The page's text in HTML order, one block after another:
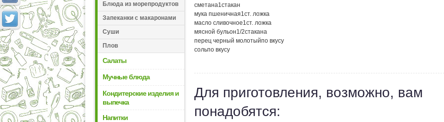
Блюда из морепродуктов
Запеканки с макаронами
Суши
Плов
Салаты
Мучные блюда
Кондитерские изделия и
выпечка
Напитки
сметана1стакан
мука пшеничная1ст. ложка
масло сливочное1ст. ложка
мясной бульон1/2стакана
перец черный молотыйпо вкусу
сольпо вкусу
Для приготовления, возможно, вам
понадобятся: